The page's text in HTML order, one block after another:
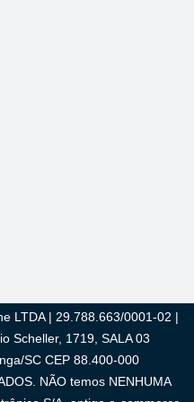
LTDA | 29.788.663/0001-02 |
Scheller, 1719, SALA 03
SC CEP 88.400-000
NÃO temos NENHUMA